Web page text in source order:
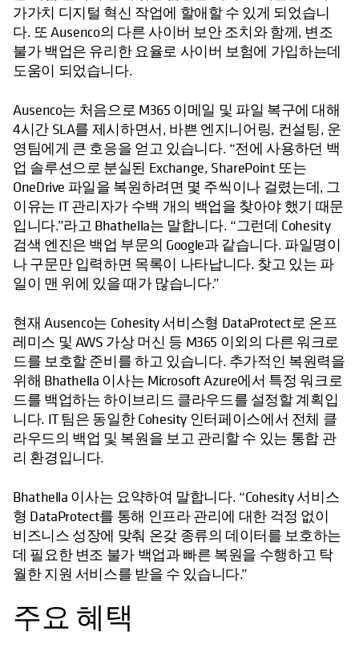
가가치 디지털 혁신 작업에 할애할 수 있게 되었습니
다. 또 Ausenco의 다른 사이버 보안 조치와 함께, 변조
불가 백업은 유리한 요율로 사이버 보험에 가입하는데
도움이 되었습니다.
Ausenco는 처음으로 M365 이메일 및 파일 복구에 대해
4시간 SLA를 제시하면서, 바쁜 엔지니어링, 컨설팅, 운
영팀에게 큰 호응을 얻고 있습니다. “전에 사용하던 백
업 솔루션으로 분실된 Exchange, SharePoint 또는
OneDrive 파일을 복원하려면 몇 주씩이나 걸렸는데, 그
이유는 IT 관리자가 수백 개의 백업을 찾아야 했기 때문
입니다.”라고 Bhathella는 말합니다. “그런데 Cohesity
검색 엔진은 백업 부문의 Google과 같습니다. 파일명이
나 구문만 입력하면 목록이 나타납니다. 찾고 있는 파
일이 맨 위에 있을 때가 많습니다.”
현재 Ausenco는 Cohesity 서비스형 DataProtect로 온프
레미스 및 AWS 가상 머신 등 M365 이외의 다른 워크로
드를 보호할 준비를 하고 있습니다. 추가적인 복원력을
위해 Bhathella 이사는 Microsoft Azure에서 특정 워크로
드를 백업하는 하이브리드 클라우드를 설정할 계획입
니다. IT 팀은 동일한 Cohesity 인터페이스에서 전체 클
라우드의 백업 및 복원을 보고 관리할 수 있는 통합 관
리 환경입니다.
Bhathella 이사는 요약하여 말합니다. “Cohesity 서비스
형 DataProtect를 통해 인프라 관리에 대한 걱정 없이
비즈니스 성장에 맞춰 온갖 종류의 데이터를 보호하는
데 필요한 변조 불가 백업과 빠른 복원을 수행하고 탁
월한 지원 서비스를 받을 수 있습니다.”
주요 혜택